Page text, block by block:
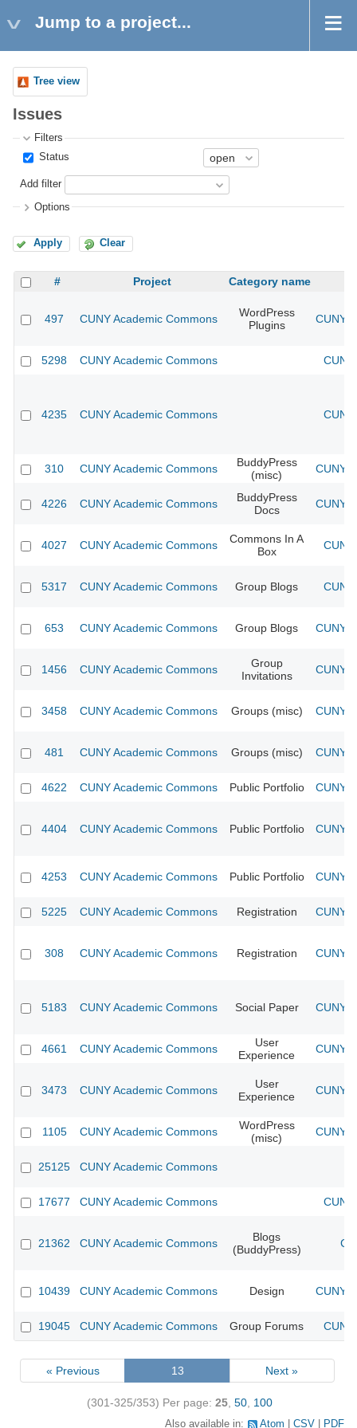
Jump to a project...
Tree view
Issues
Filters
Status
Add filter
Options
Apply Clear
# Project Category name
497 CUNY Academic Commons
WordPress
Plugins
CUNY
5298 CUNY Academic Commons
4235 CUNY Academic Commons
310 CUNY Academic Commons
BuddyPress
(misc)
CUNY
4226 CUNY Academic Commons
BuddyPress
Docs
CUNY
4027 CUNY Academic Commons
Commons In A
Box
5317 CUNY Academic Commons Group Blogs
653 CUNY Academic Commons Group Blogs CUNY
1456 CUNY Academic Commons
Group
Invitations
CUNY
3458 CUNY Academic Commons Groups (misc) CUNY
481 CUNY Academic Commons Groups (misc) CUNY
4622 CUNY Academic Commons Public Portfolio CUNY
4404 CUNY Academic Commons Public Portfolio CUNY
4253 CUNY Academic Commons Public Portfolio CUNY
5225 CUNY Academic Commons Registration CUNY
308 CUNY Academic Commons Registration CUNY
5183 CUNY Academic Commons Social Paper CUNY
4661 CUNY Academic Commons
User
Experience
CUNY
3473 CUNY Academic Commons
User
Experience
CUNY
1105 CUNY Academic Commons
WordPress
(misc)
CUNY
25125 CUNY Academic Commons
17677 CUNY Academic Commons
21362 CUNY Academic Commons
Blogs
(BuddyPress)
10439 CUNY Academic Commons Design CUNY
19045 CUNY Academic Commons Group Forums
« Previous 13 Next »
(301-325/353) Per page: 25 50 100
Also available in: Atom CSV PDF